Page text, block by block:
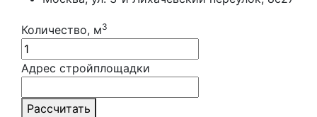
Количество, м3
Адрес стройплощадки
Рассчитать